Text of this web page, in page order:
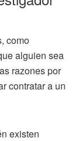
como
alguien sea
razones por
contratar a un
existen